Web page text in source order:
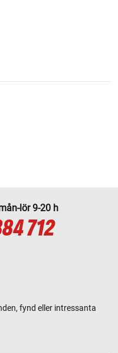
lör 9-20 h
712
fynd eller intressanta